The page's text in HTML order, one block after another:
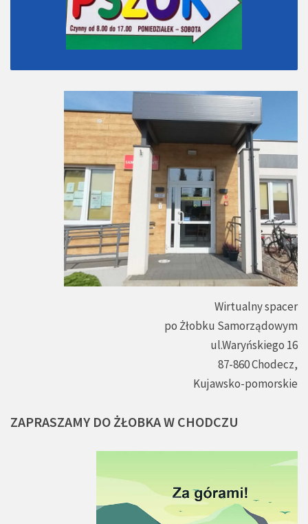
Wirtualny spacer
po Żłobku Samorządowym
ul.Waryńskiego 16
87-860 Chodecz,
Kujawsko-pomorskie
ZAPRASZAMY DOŻŁOBKAW CHODCZU